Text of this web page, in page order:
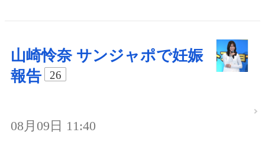
山崎怜奈 サンジャポで妊娠
報告
26
08月09日 11:40